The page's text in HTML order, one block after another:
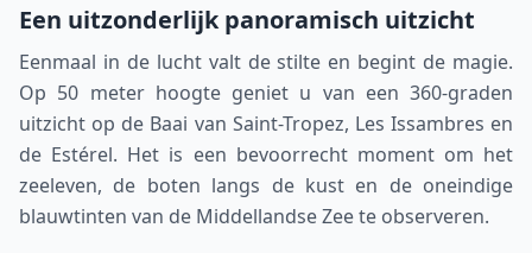
Een uitzonderlijk panoramisch uitzicht
Eenmaal in de lucht valt de stilte en begint de magie.
Op 50 meter hoogte geniet u van een 360-graden
uitzicht op de Baai van Saint-Tropez, Les Issambres en
de Estérel. Het is een bevoorrecht moment om het
zeeleven, de boten langs de kust en de oneindige
blauwtinten van de Middellandse Zee te observeren.